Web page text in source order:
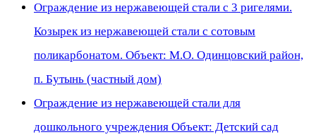
Ограждение из нержавеющей стали с 3 ригелями.
Козырек из нержавеющей стали с сотовым
поликарбонатом. Объект: М.О. Одинцовский район,
п. Бутынь (частный дом)
Ограждение из нержавеющей стали для
дошкольного учреждения Объект: Детский сад